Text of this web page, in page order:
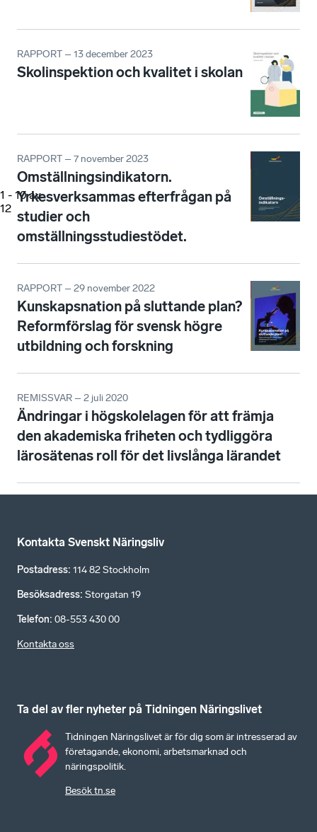
1 - 10 av
12
RAPPORT – 13 december 2023
Skolinspektion och kvalitet i skolan
RAPPORT – 7 november 2023
Omställningsindikatorn.
Yrkesverksammas efterfrågan på
studier och
omställningsstudiestödet.
RAPPORT – 29 november 2022
Kunskapsnation på sluttande plan?
Reformförslag för svensk högre
utbildning och forskning
REMISSVAR – 2 juli 2020
Ändringar i högskolelagen för att främja
den akademiska friheten och tydliggöra
lärosätenas roll för det livslånga lärandet
Kontakta Svenskt Näringsliv
Postadress: 114 82 Stockholm
Besöksadress: Storgatan 19
Telefon: 08-553 430 00
Kontakta oss
Ta del av fler nyheter på Tidningen Näringslivet
Tidningen Näringslivet är för dig som är intresserad av
företagande, ekonomi, arbetsmarknad och
näringspolitik.
Besök tn.se